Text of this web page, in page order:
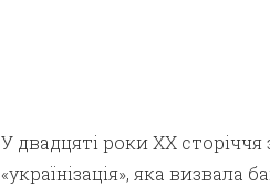
У двадцяті роки XX
«українізація», яка